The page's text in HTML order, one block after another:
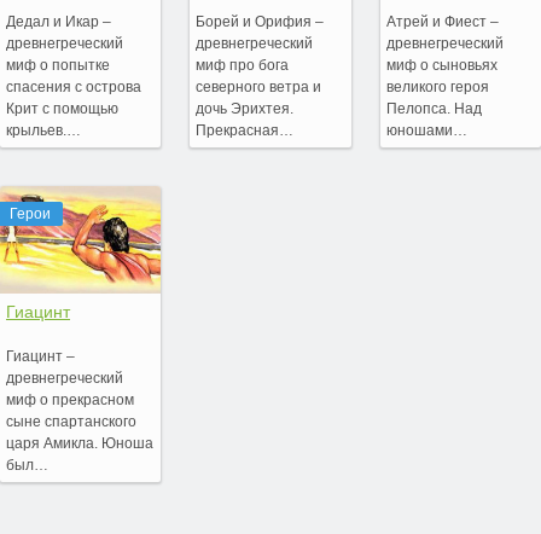
Дедал и Икар –
древнегреческий
миф о попытке
спасения с острова
Крит с помощью
крыльев.…
Герои
Гиацинт
Гиацинт –
древнегреческий
миф о прекрасном
сыне спартанского
царя Амикла. Юноша
был…
Борей и Орифия –
древнегреческий
миф про бога
северного ветра и
дочь Эрихтея.
Прекрасная…
Атрей и Фиест –
древнегреческий
миф о сыновьях
великого героя
Пелопса. Над
юношами…